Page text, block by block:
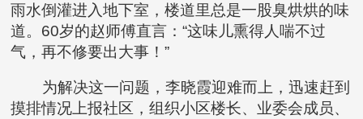
雨水倒灌进入地下室，楼道里总是一股臭烘烘的味
道。60岁的赵师傅直言：“这味儿熏得人喘不过
气，再不修要出大事！”
为解决这一问题，李晓霞迎难而上，迅速赶到
摸排情况上报社区，组织小区楼长、业委会成员、